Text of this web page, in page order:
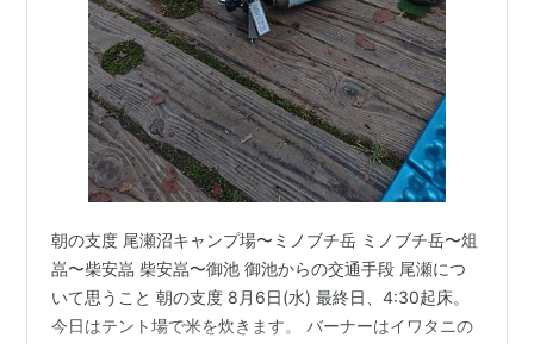
朝の支度 尾瀬沼キャンプ場〜ミノブチ岳 ミノブチ岳〜俎
嵓〜柴安嵓 柴安嵓〜御池 御池からの交通手段 尾瀬につ
いて思うこと 朝の支度 8月6日(水) 最終日、4:30起床。
今日はテント場で米を炊きます。 バーナーはイワタニの